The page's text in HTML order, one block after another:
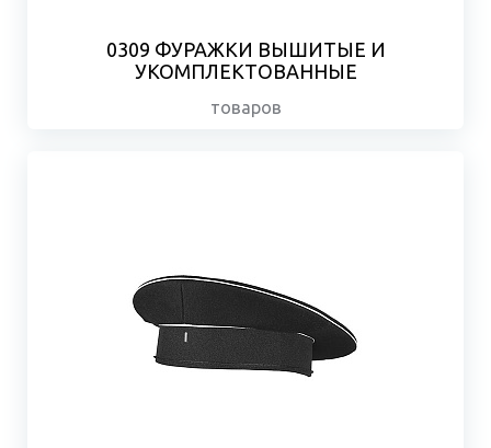
0309 ФУРАЖКИ ВЫШИТЫЕ И
УКОМПЛЕКТОВАННЫЕ
товаров